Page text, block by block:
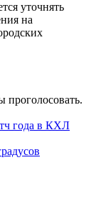
уточнять
на
проголосовать.
года в КХЛ